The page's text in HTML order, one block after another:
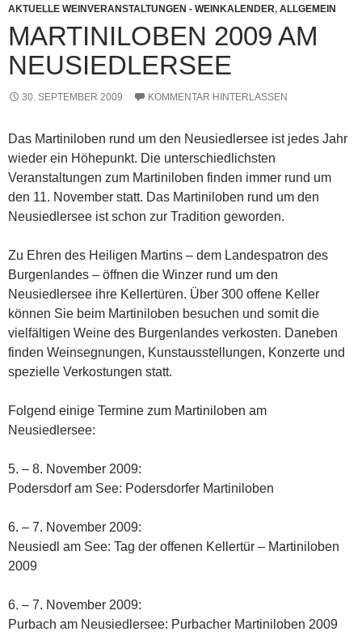
AKTUELLE WEINVERANSTALTUNGEN - WEINKALENDER, ALLGEMEIN
MARTINILOBEN 2009 AM
NEUSIEDLERSEE
30. SEPTEMBER 2009 KOMMENTAR HINTERLASSEN
Das Martiniloben rund um den Neusiedlersee ist jedes Jahr
wieder ein Höhepunkt. Die unterschiedlichsten
Veranstaltungen zum Martiniloben finden immer rund um
den 11. November statt. Das Martiniloben rund um den
Neusiedlersee ist schon zur Tradition geworden.
Zu Ehren des Heiligen Martins – dem Landespatron des
Burgenlandes – öffnen die Winzer rund um den
Neusiedlersee ihre Kellertüren. Über 300 offene Keller
können Sie beim Martiniloben besuchen und somit die
vielfältigen Weine des Burgenlandes verkosten. Daneben
finden Weinsegnungen, Kunstausstellungen, Konzerte und
spezielle Verkostungen statt.
Folgend einige Termine zum Martiniloben am
Neusiedlersee:
5. – 8. November 2009:
Podersdorf am See: Podersdorfer Martiniloben
6. – 7. November 2009:
Neusiedl am See: Tag der offenen Kellertür – Martiniloben
2009
6. – 7. November 2009:
Purbach am Neusiedlersee: Purbacher Martiniloben 2009